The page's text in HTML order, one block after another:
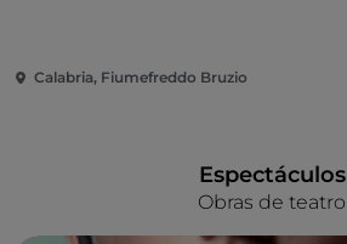
Calabria, Fiumefreddo Bruzio
Obras de teatro
Espectáculos